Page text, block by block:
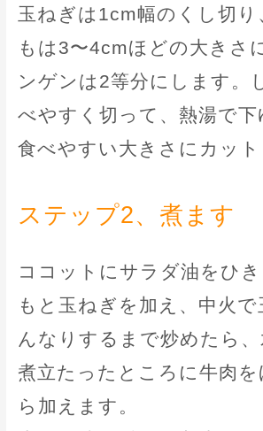
玉ねぎは1cm幅のくし切り
もは3〜4cmほどの大きさ
ンゲンは2等分にします。
べやすく切って、熱湯で下
食べやすい大きさにカット
ステップ2、煮ます
ココットにサラダ油をひ
もと玉ねぎを加え、中火で
んなりするまで炒めたら、
煮立たったところに牛肉
ら加えます。